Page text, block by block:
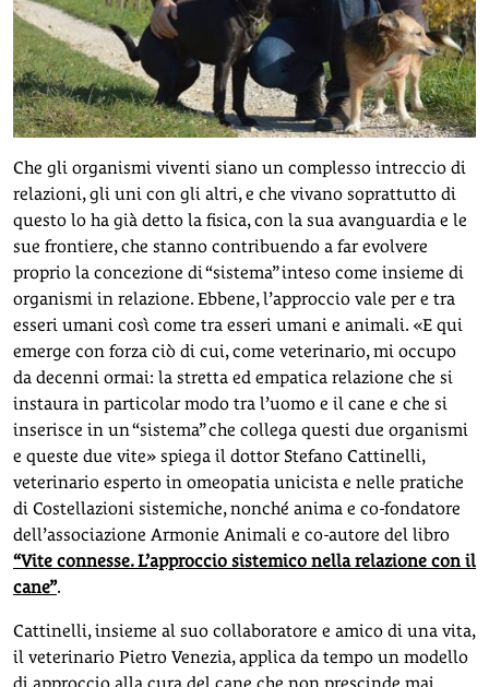
Che gli organismi viventi siano un complesso intreccio di
relazioni, gli uni con gli altri, e che vivano soprattutto di
questo lo ha già detto la fisica, con la sua avanguardia e le
sue frontiere, che stanno contribuendo a far evolvere
proprio la concezione di “sistema” inteso come insieme di
organismi in relazione. Ebbene, l’approccio vale per e tra
esseri umani così come tra esseri umani e animali. «E qui
emerge con forza ciò di cui, come veterinario, mi occupo
da decenni ormai: la stretta ed empatica relazione che si
instaura in particolar modo tra l’uomo e il cane e che si
inserisce in un “sistema” che collega questi due organismi
e queste due vite» spiega il dottor Stefano Cattinelli,
veterinario esperto in omeopatia unicista e nelle pratiche
di Costellazioni sistemiche, nonché anima e co-fondatore
dell’associazione Armonie Animali e co-autore del libro
“Vite connesse. L’approccio sistemico nella relazione con il
cane”.
Cattinelli, insieme al suo collaboratore e amico di una vita,
il veterinario Pietro Venezia, applica da tempo un modello